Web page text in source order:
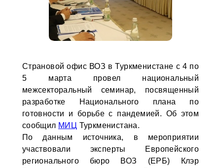
Страновой офис ВОЗ в Туркменистане с 4 по
5 марта провел национальный
межсекторальный семинар, посвященный
разработке Национального плана по
готовности и борьбе с пандемией. Об этом
сообщил МИЦ Туркменистана.
По данным источника, в мероприятии
участвовали эксперты Европейского
регионального бюро ВОЗ (ЕРБ) Клэр